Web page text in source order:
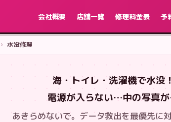
会社概要 店舗一覧 修理料金表 予
水没修理
海・トイレ・洗濯機で水没！
電源が入らない…中の写真
あきらめないで。データ救出を最優先に対